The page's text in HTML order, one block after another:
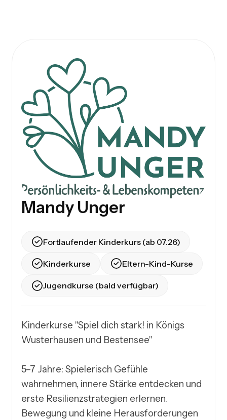
Mandy Unger
Fortlaufender Kinderkurs (ab 07.26)
Kinderkurse Eltern-Kind-Kurse
Jugendkurse (bald verfügbar)
Kinderkurse "Spiel dich stark! in Königs
Wusterhausen und Bestensee"
5–7 Jahre: Spielerisch Gefühle
wahrnehmen, innere Stärke entdecken und
erste Resilienzstrategien erlernen.
Bewegung und kleine Herausforderungen